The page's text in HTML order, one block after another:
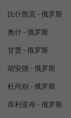
比什凯克 - 俄罗斯
奥什 - 俄罗斯
甘贾 - 俄罗斯
胡安德 - 俄罗斯
杜尚别 - 俄罗斯
库利亚布 - 俄罗斯